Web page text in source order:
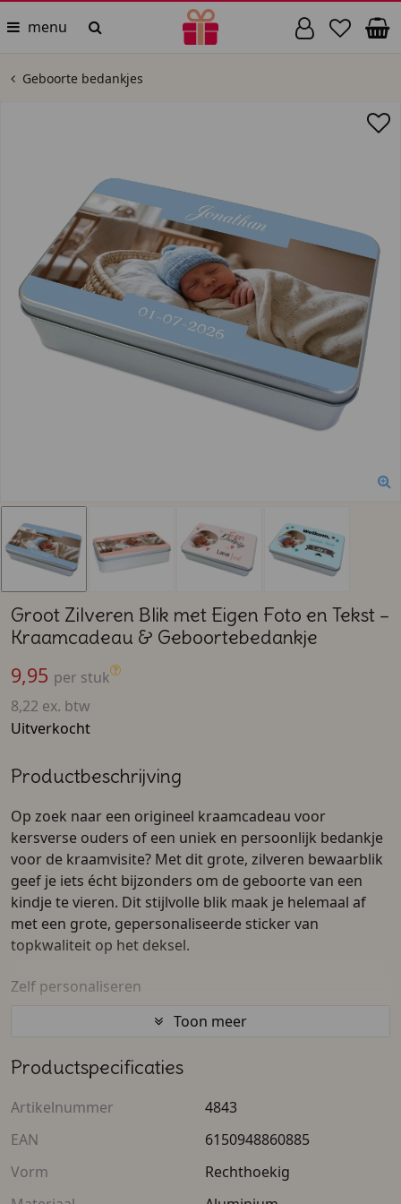
menu
Geboorte bedankjes
Groot Zilveren Blik met Eigen Foto en Tekst –
Kraamcadeau & Geboortebedankje
9,95 per stuk
8,22 ex. btw
Uitverkocht
Productbeschrijving
Op zoek naar een origineel kraamcadeau voor
kersverse ouders of een uniek en persoonlijk bedankje
voor de kraamvisite? Met dit grote, zilveren bewaarblik
geef je iets écht bijzonders om de geboorte van een
kindje te vieren. Dit stijlvolle blik maak je helemaal af
met een grote, gepersonaliseerde sticker van
topkwaliteit op het deksel.
Zelf personaliseren
In onze handige online ontwerptool kun je helemaal
met de allermooiste (eerste) foto van de baby, de naam
lastig om zelf iets te bedenken of op te maken? Wij
helpen je graag en bieden eengratis ontwerpservice
Perfect om zelf te vullen
Toon meer
Productspecificaties
Artikelnummer
4843
EAN
6150948860885
Vorm
Rechthoekig